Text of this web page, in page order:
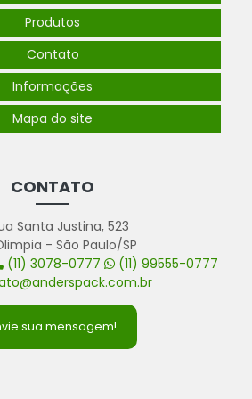
Produtos
Contato
Informações
Mapa do site
CONTATO
Santa Justina, 523
- São Paulo/SP
(11) 3078-0777
(11) 99555-0777
sua mensagem!